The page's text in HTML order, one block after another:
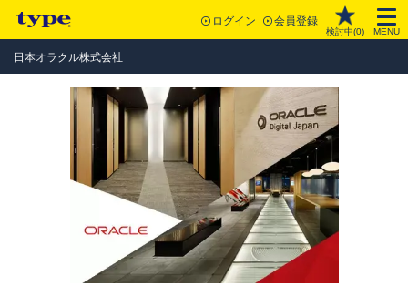
ログイン 会員登録
検討中(0) MENU
日本オラクル株式会社